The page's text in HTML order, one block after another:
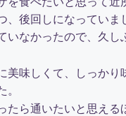
、後回しになっていま
いなかったので、久し
美味しくて、しっかり
。
たら通いたいと思える